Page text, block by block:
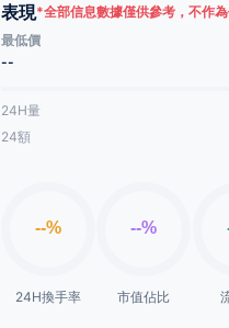
表現*全部信息數據僅供參考，不作為
最低價
--
24H量
24額
24H換手率 市值佔比